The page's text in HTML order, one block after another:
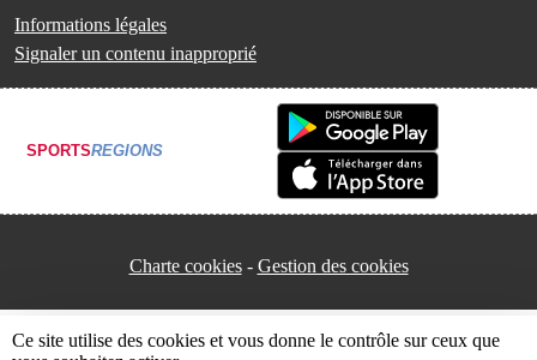
Informations légales
Signaler un contenu inapproprié
SPORTSREGIONS
Charte cookies Gestion des cookies
Ce site utilise des cookies et vous donne le contrôle sur ceux que